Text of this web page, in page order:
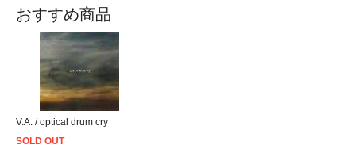
おすすめ商品
V.A. / optical drum cry
SOLD OUT